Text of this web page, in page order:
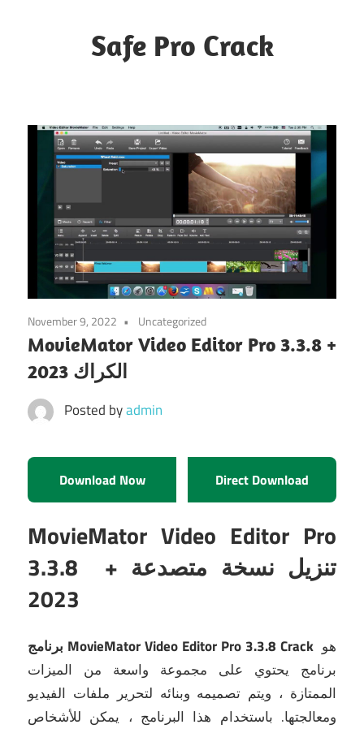
Safe Pro Crack
November 9, 2022 Uncategorized
MovieMator Video Editor Pro 3.3.8 +
الكراك 2023
Posted byadmin
Download Now Direct Download
MovieMator Video Editor Pro
3.3.8 + تنزيل نسخة متصدعة
2023
برنامج MovieMator Video Editor Pro 3.3.8 Crack
برنامج يحتوي على مجموعة واسعة من الميزات
الممتازة ، ويتم تصميمه وبنائه لتحرير ملفات الفيديو
ومعالجتها. باستخدام هذا البرنامج ، يمكن للأشخاص